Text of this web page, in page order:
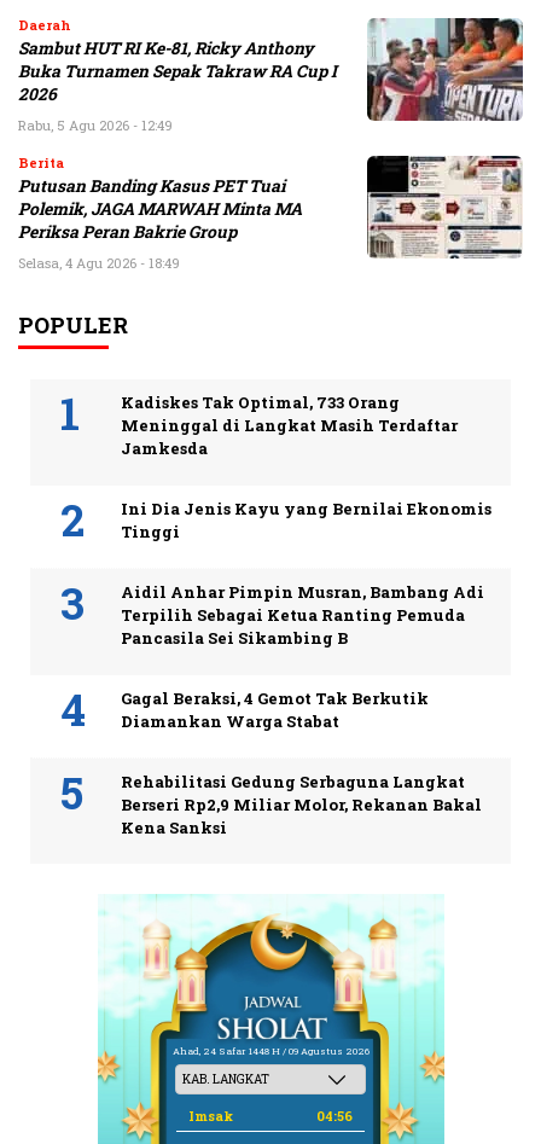
Daerah
Sambut HUT RI Ke-81, Ricky Anthony
Buka Turnamen Sepak Takraw RA Cup I
2026
Rabu, 5 Agu 2026 - 12:49
Berita
Putusan Banding Kasus PET Tuai
Polemik, JAGA MARWAH Minta MA
Periksa Peran Bakrie Group
Selasa, 4 Agu 2026 - 18:49
POPULER
Kadiskes Tak Optimal, 733 Orang
Meninggal di Langkat Masih Terdaftar
Jamkesda
Ini Dia Jenis Kayu yang Bernilai Ekonomis
Tinggi
Aidil Anhar Pimpin Musran, Bambang Adi
Terpilih Sebagai Ketua Ranting Pemuda
Pancasila Sei Sikambing B
Gagal Beraksi, 4 Gemot Tak Berkutik
Diamankan Warga Stabat
Rehabilitasi Gedung Serbaguna Langkat
Berseri Rp2,9 Miliar Molor, Rekanan Bakal
Kena Sanksi
Ahad, 24 Safar 1448 H / 09 Agustus 2026
Imsak 04:56